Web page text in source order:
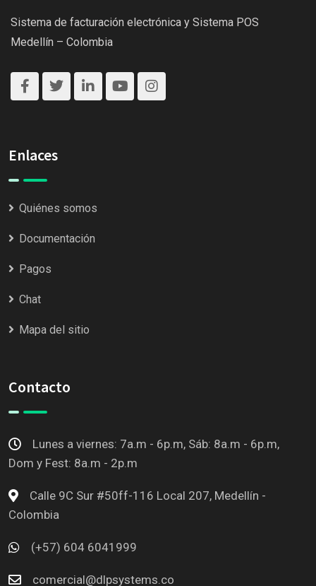
Sistema de facturación electrónica y Sistema POS
Medellín – Colombia
Enlaces
Quiénes somos
Documentación
Pagos
Chat
Mapa del sitio
Contacto
Lunes a viernes: 7a.m - 6p.m, Sáb: 8a.m - 6p.m,
Dom y Fest: 8a.m - 2p.m
Calle 9C Sur #50ff-116 Local 207, Medellín -
Colombia
(+57) 604 6041999
comercial@dlpsystems.co